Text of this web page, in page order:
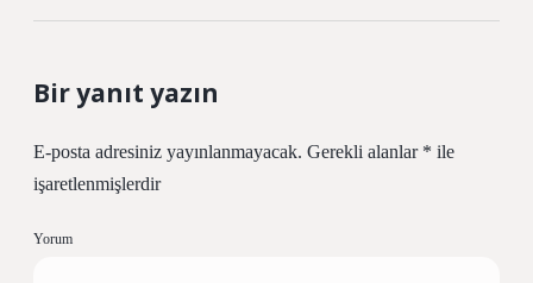
Bir yanıt yazın
E-posta adresiniz yayınlanmayacak. Gerekli alanlar * ile
işaretlenmişlerdir
Yorum